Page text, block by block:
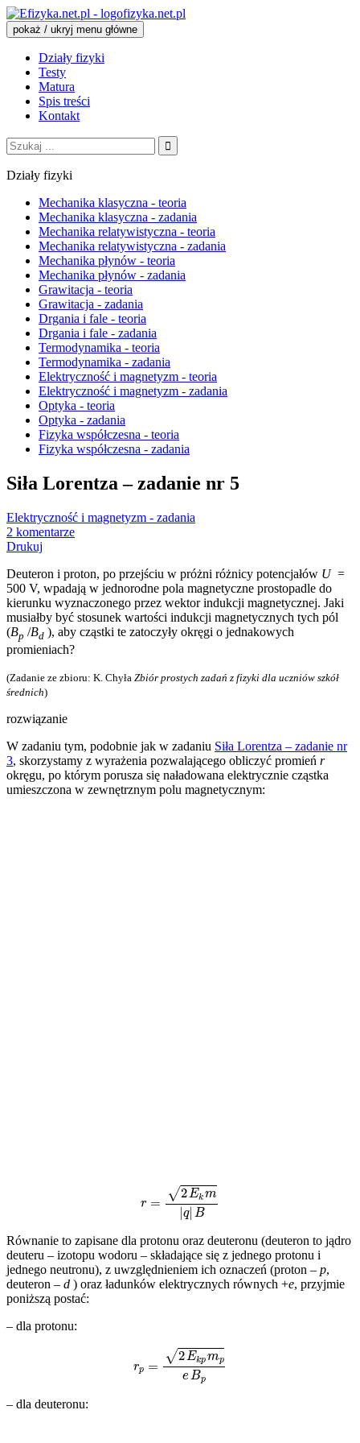
fizyka.net.pl
pokaż / ukryj menu główne
Działy fizyki
Testy
Matura
Spis treści
Kontakt
Szukaj:
Działy fizyki
Mechanika klasyczna - teoria
Mechanika klasyczna - zadania
Mechanika relatywistyczna - teoria
Mechanika relatywistyczna - zadania
Mechanika płynów - teoria
Mechanika płynów - zadania
Grawitacja - teoria
Grawitacja - zadania
Drgania i fale - teoria
Drgania i fale - zadania
Termodynamika - teoria
Termodynamika - zadania
Elektryczność i magnetyzm - teoria
Elektryczność i magnetyzm - zadania
Optyka - teoria
Optyka - zadania
Fizyka współczesna - teoria
Fizyka współczesna - zadania
Siła Lorentza – zadanie nr 5
Elektryczność i magnetyzm - zadania
2 komentarze
Drukuj
Deuteron i proton, po przejściu w próżni różnicy potencjałów U=
500 V, wpadają w jednorodne pola magnetyczne prostopadle do
kierunku wyznaczonego przez wektor indukcji magnetycznej. Jaki
musiałby być stosunek wartości indukcji magnetycznych tych pól
(Bp /Bd ), aby cząstki te zatoczyły okręgi o jednakowych
promieniach?
(Zadanie ze zbioru: K. Chyła Zbiór prostych zadań z fizyki dla uczniów szkół
średnich)
rozwiązanie
W zadaniu tym, podobnie jak w zadaniu Siła Lorentza – zadanie nr
3, skorzystamy z wyrażenia pozwalającego obliczyć promień r
okręgu, po którym porusza się naładowana elektrycznie cząstka
umieszczona w zewnętrznym polu magnetycznym:
km|q|B
Równanie to zapisane dla protonu oraz deuteronu (deuteron to jądro
deuteru – izotopu wodoru – składające się z jednego protonu i
jednego neutronu), z uwzględnieniem ich oznaczeń (proton – p,
deuteron – d ) oraz ładunków elektrycznych równych +e, przyjmie
poniższą postać:
– dla protonu:
kpmpeBp
– dla deuteronu: